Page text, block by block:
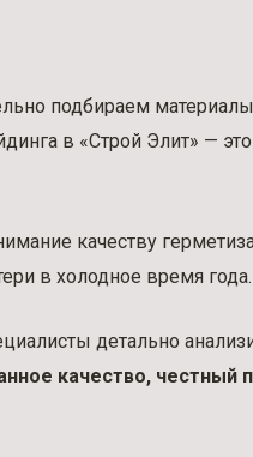
подбираем материалы,
в «Строй Элит» —
качеству
в холодное время года.
детально
качество, честный